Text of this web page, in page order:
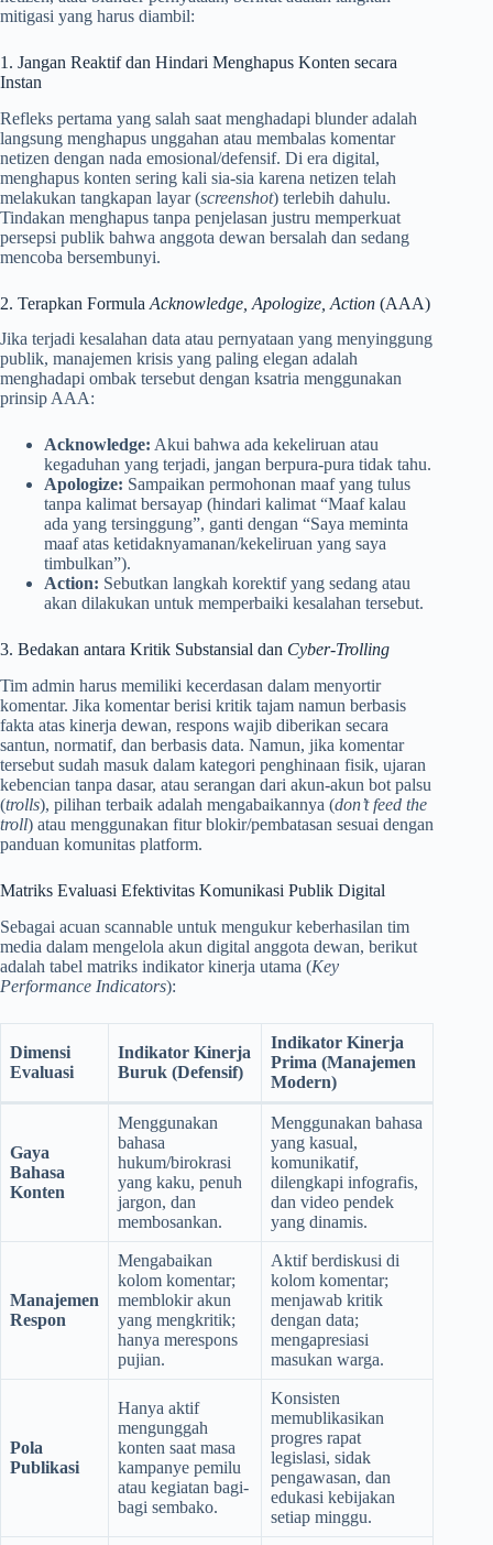
mitigasi yang harus diambil:
1. Jangan Reaktif dan Hindari Menghapus Konten secara
Instan
Refleks pertama yang salah saat menghadapi blunder adalah
langsung menghapus unggahan atau membalas komentar
netizen dengan nada emosional/defensif. Di era digital,
menghapus konten sering kali sia-sia karena netizen telah
melakukan tangkapan layar (screenshot) terlebih dahulu.
Tindakan menghapus tanpa penjelasan justru memperkuat
persepsi publik bahwa anggota dewan bersalah dan sedang
mencoba bersembunyi.
2. Terapkan Formula Acknowledge, Apologize, Action (AAA)
Jika terjadi kesalahan data atau pernyataan yang menyinggung
publik, manajemen krisis yang paling elegan adalah
menghadapi ombak tersebut dengan ksatria menggunakan
prinsip AAA:
Acknowledge: Akui bahwa ada kekeliruan atau
kegaduhan yang terjadi, jangan berpura-pura tidak tahu.
Apologize: Sampaikan permohonan maaf yang tulus
tanpa kalimat bersayap (hindari kalimat “Maaf kalau
ada yang tersinggung”, ganti dengan “Saya meminta
maaf atas ketidaknyamanan/kekeliruan yang saya
timbulkan”).
Action: Sebutkan langkah korektif yang sedang atau
akan dilakukan untuk memperbaiki kesalahan tersebut.
3. Bedakan antara Kritik Substansial dan Cyber-Trolling
Tim admin harus memiliki kecerdasan dalam menyortir
komentar. Jika komentar berisi kritik tajam namun berbasis
fakta atas kinerja dewan, respons wajib diberikan secara
santun, normatif, dan berbasis data. Namun, jika komentar
tersebut sudah masuk dalam kategori penghinaan fisik, ujaran
kebencian tanpa dasar, atau serangan dari akun-akun bot palsu
(trolls), pilihan terbaik adalah mengabaikannya (don’t feed the
troll) atau menggunakan fitur blokir/pembatasan sesuai dengan
panduan komunitas platform.
Matriks Evaluasi Efektivitas Komunikasi Publik Digital
Sebagai acuan scannable untuk mengukur keberhasilan tim
media dalam mengelola akun digital anggota dewan, berikut
adalah tabel matriks indikator kinerja utama (Key
Performance Indicators):
Dimensi
Evaluasi
Indikator Kinerja
Buruk (Defensif)
Indikator Kinerja
Prima (Manajemen
Modern)
Gaya
Bahasa
Konten
Menggunakan
bahasa
hukum/birokrasi
yang kaku, penuh
jargon, dan
membosankan.
Menggunakan bahasa
yang kasual,
komunikatif,
dilengkapi infografis,
dan video pendek
yang dinamis.
Manajemen
Respon
Mengabaikan
kolom komentar;
memblokir akun
yang mengkritik;
hanya merespons
pujian.
Aktif berdiskusi di
kolom komentar;
menjawab kritik
dengan data;
mengapresiasi
masukan warga.
Pola
Publikasi
Hanya aktif
mengunggah
konten saat masa
kampanye pemilu
atau kegiatan bagi-
bagi sembako.
Konsisten
memublikasikan
progres rapat
legislasi, sidak
pengawasan, dan
edukasi kebijakan
setiap minggu.